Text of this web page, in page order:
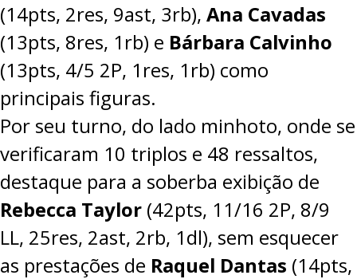
(14pts, 2res, 9ast, 3rb), Ana Cavadas
(13pts, 8res, 1rb) e Bárbara Calvinho
(13pts, 4/5 2P, 1res, 1rb) como
principais figuras.
Por seu turno, do lado minhoto, onde se
verificaram 10 triplos e 48 ressaltos,
destaque para a soberba exibição de
Rebecca Taylor (42pts, 11/16 2P, 8/9
LL, 25res, 2ast, 2rb, 1dl), sem esquecer
as prestações de Raquel Dantas (14pts,